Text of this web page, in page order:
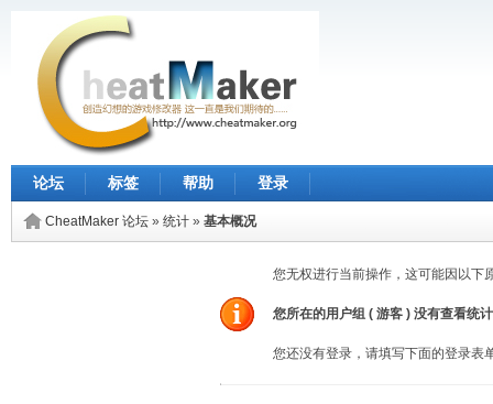
论坛 标签 帮助 登录
CheatMaker 论坛 » 统计 » 基本概况
您无权进行当前操作，这可能因以下
您所在的用户组 ( 游客 ) 没有查看统
您还没有登录，请填写下面的登录表